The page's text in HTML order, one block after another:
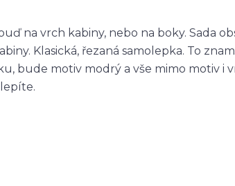
na vrch kabiny, nebo na boky. Sada
Klasická, řezaná samolepka. To
bude motiv modrý a vše mimo motiv i